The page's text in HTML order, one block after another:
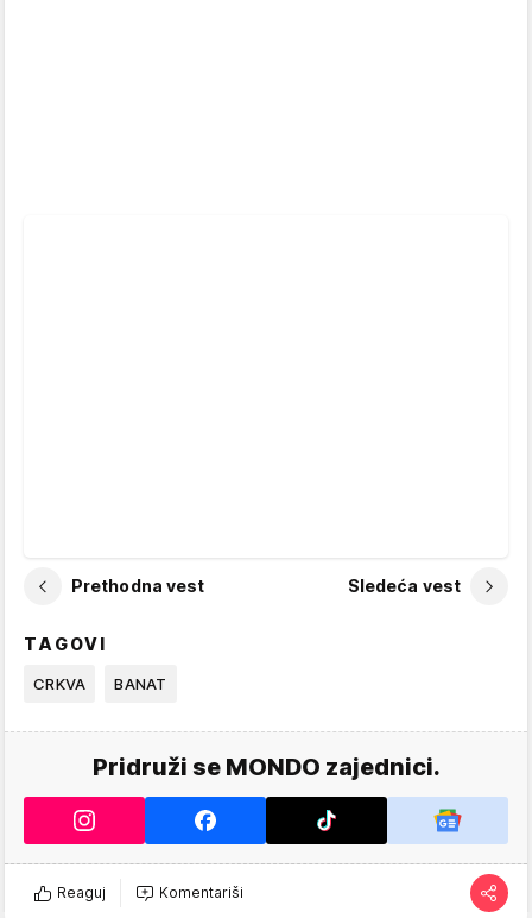
Prethodna vest Sledeća vest
TAGOVI
CRKVA BANAT
Pridruži se MONDO zajednici.
Reaguj Komentariši